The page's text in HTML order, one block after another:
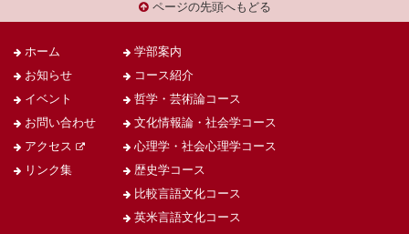
ページの先頭へもどる
ホーム
お知らせ
イベント
お問い合わせ
アクセス
リンク集
学部案内
コース紹介
哲学・芸術論コース
文化情報論・社会学コース
心理学・社会心理学コース
歴史学コース
比較言語文化コース
英米言語文化コース